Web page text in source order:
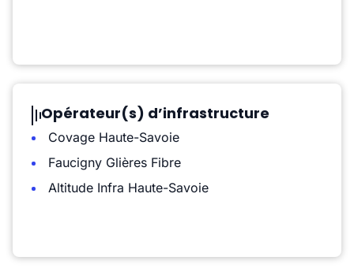
Opérateur(s) d’infrastructure
Covage Haute-Savoie
Faucigny Glières Fibre
Altitude Infra Haute-Savoie